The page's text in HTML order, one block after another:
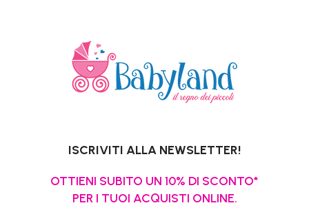
ISCRIVITI ALLA NEWSLETTER!
OTTIENI SUBITO UN 10% DI SCONTO*
PER I TUOI ACQUISTI ONLINE.